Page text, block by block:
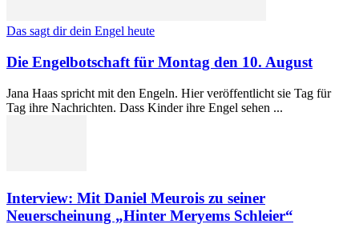
Das sagt dir dein Engel heute
Die Engelbotschaft für Montag den 10. August
Jana Haas spricht mit den Engeln. Hier veröffentlicht sie Tag für
Tag ihre Nachrichten. Dass Kinder ihre Engel sehen ...
Interview: Mit Daniel Meurois zu seiner
Neuerscheinung „Hinter Meryems Schleier“